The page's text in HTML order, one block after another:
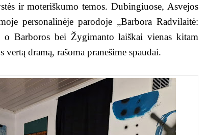
ir moteriškumo temos. Dubingiuose, Asvejos
personalinėje parodoje „Barbora Radvilaitė:
Barboros bei Žygimanto laiškai vienas kitam
dramą, rašoma pranešime spaudai.